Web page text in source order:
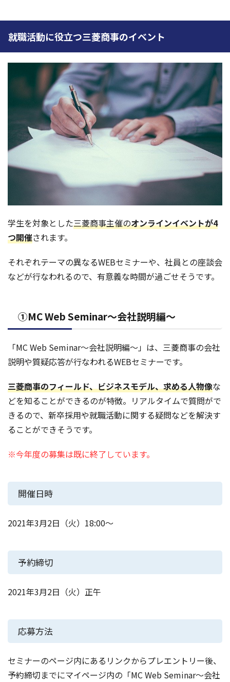
就職活動に役立つ三菱商事のイベント
学生を対象とした三菱商事主催のオンラインイベントが4
つ開催されます。
それぞれテーマの異なるWEBセミナーや、社員との座談会
などが行なわれるので、有意義な時間が過ごせそうです。
①MC Web Seminar～会社説明編～
「MC Web Seminar～会社説明編～」は、三菱商事の会社
説明や質疑応答が行なわれるWEBセミナーです。
三菱商事のフィールド、ビジネスモデル、求める人物像な
どを知ることができるのが特徴。リアルタイムで質問がで
きるので、新卒採用や就職活動に関する疑問などを解決す
ることができそうです。
※今年度の募集は既に終了しています。
開催日時
2021年3月2日（火）18:00～
予約締切
2021年3月2日（火）正午
応募方法
セミナーのページ内にあるリンクからプレエントリー後、
予約締切までにマイページ内の「MC Web Seminar～会社